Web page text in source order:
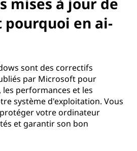
pourquoi en ai-
sont des correctifs
par Microsoft pour
performances et les
système d'exploitation. Vous
votre ordinateur
et garantir son bon